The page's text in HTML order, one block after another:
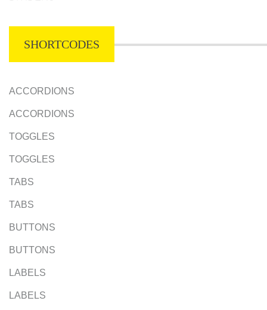
SHORTCODES
ACCORDIONS
ACCORDIONS
TOGGLES
TOGGLES
TABS
TABS
BUTTONS
BUTTONS
LABELS
LABELS